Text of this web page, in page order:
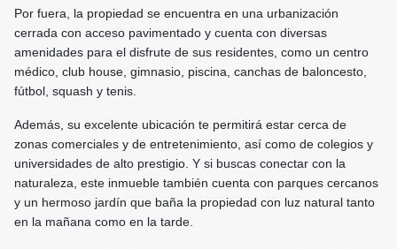
Por fuera, la propiedad se encuentra en una urbanización
cerrada con acceso pavimentado y cuenta con diversas
amenidades para el disfrute de sus residentes, como un centro
médico, club house, gimnasio, piscina, canchas de baloncesto,
fútbol, squash y tenis.
Además, su excelente ubicación te permitirá estar cerca de
zonas comerciales y de entretenimiento, así como de colegios y
universidades de alto prestigio. Y si buscas conectar con la
naturaleza, este inmueble también cuenta con parques cercanos
y un hermoso jardín que baña la propiedad con luz natural tanto
en la mañana como en la tarde.